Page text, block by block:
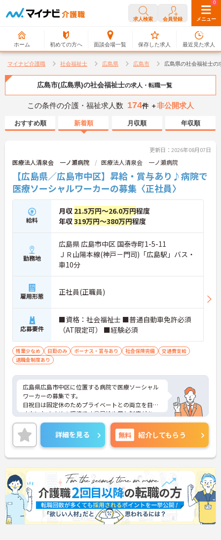
求人検索 会員登録 メニュー
ホーム 初めての方へ 面談会場一覧
0
保存した求人
0
最近見た求人
マイナビ介護職 社会福祉士 広島県 広島市 広島県の社会福祉士の
広島市(広島県)の社会福祉士の求人・転職一覧
この条件の介護・福祉求人数 174件 ＋非公開求人
おすすめ順 新着順 月収順 年収順
更新日：2026年08月07日
医療法人清泉会 一ノ瀬病院 医療法人清泉会 一ノ瀬病院
【広島県／広島市中区】昇給・賞与あり♪病院で
医療ソーシャルワーカーの募集〈正社員〉
給料
月収 21.5万円～26.0万円程度
年収319万円～380万円程度
勤務地
広島県 広島市中区 国泰寺町1-5-11
ＪＲ山陽本線(神戸－門司)「広島駅」バス・
車10分
雇用形態 正社員(正職員)
応募要件
■資格：社会福祉士 ■普通自動車免許必須
（AT限定可） ■経験必須
残業少なめ 日勤のみ ボーナス・賞与あり 社会保険完備
交通費支給
退職金制度あり
広島県広島市中区に位置する病院で医療ソーシャル
ワーカーの募集です。
日祝日は固定休のためプライベートとの両立を目指
す方におすすめの環境です◎昇給や賞与制度があ
り、頑張りが評価されてしっかりと職員に還元され
ます。しっかりとしたフォロー体制で、経験に関わ
らず安心してスタートできます。これまでの経験や
知識を活かして新しい職場で働いてみませんか？
こちらの求人にご興味がございましたら面接のポイ
ントもお伝えしますので是非ご応募お待ちしており
ます。
詳細を見る 無料 紹介してもらう